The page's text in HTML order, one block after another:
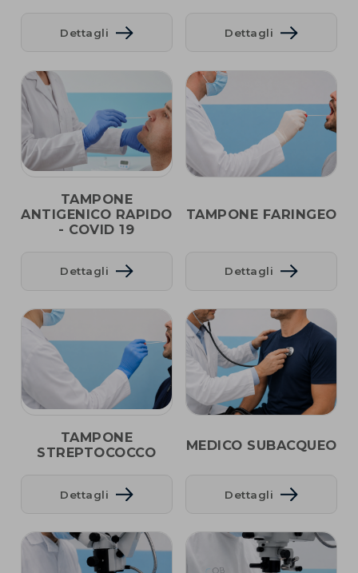
Dettagli Dettagli
TAMPONE
ANTIGENICO RAPIDO
- COVID 19
Dettagli
TAMPONE FARINGEO
Dettagli
TAMPONE
STREPTOCOCCO
Dettagli
MEDICO SUBACQUEO
Dettagli